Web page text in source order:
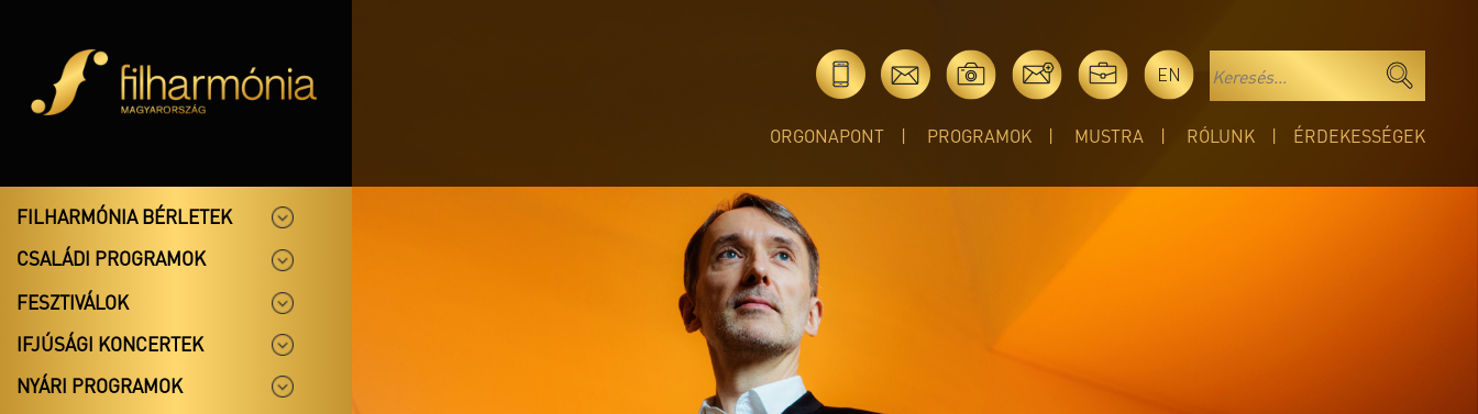
EN
ORGONAPONT PROGRAMOK MUSTRA RÓLUNK ÉRDEKESSÉGEK
FILHARMÓNIA BÉRLETEK
CSALÁDI PROGRAMOK
FESZTIVÁLOK
IFJÚSÁGI KONCERTEK
NYÁRI PROGRAMOK